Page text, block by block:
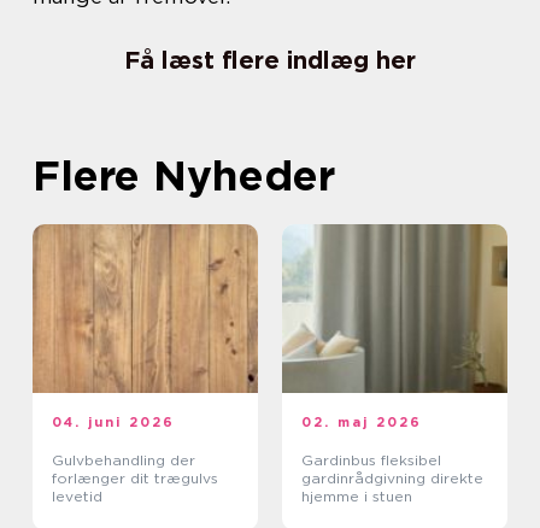
Få læst flere indlæg her
Flere Nyheder
04. juni 2026
Gulvbehandling der
forlænger dit trægulvs
levetid
02. maj 2026
Gardinbus fleksibel
gardinrådgivning direkte
hjemme i stuen